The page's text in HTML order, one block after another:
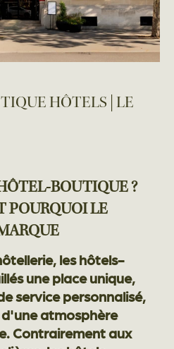
HÔTELS | LE
BOUTIQUE ?
POURQUOI LE
les hôtels-
une place unique,
service personnalisé,
atmosphère
Contrairement aux